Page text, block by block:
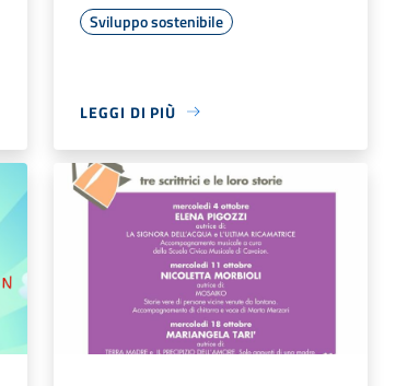
Sviluppo sostenibile
LEGGI DI PIÙ